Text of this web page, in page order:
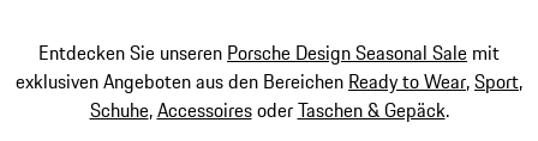
Entdecken Sie unseren Porsche Design Seasonal Sale mit
exklusiven Angeboten aus den Bereichen Ready to Wear,Sport,
Schuhe,AccessoiresoderTaschen & Gepäck.